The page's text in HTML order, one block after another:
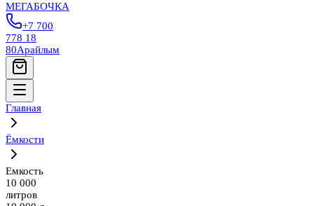
МЕГАБОЧКА
+7 700
778 18
80Арайлым
Главная
Ёмкости
Емкость
10 000
литров